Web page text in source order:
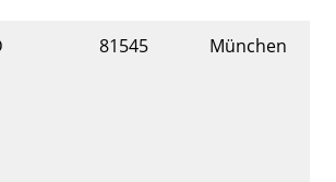
81545 München